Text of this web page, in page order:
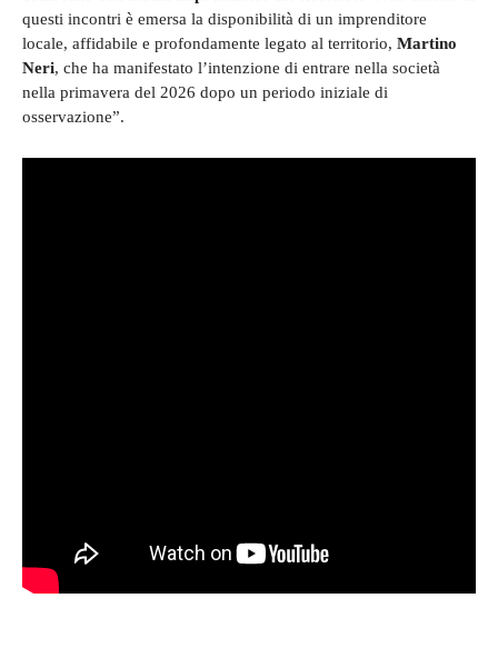
questi incontri è emersa la disponibilità di un imprenditore
locale, affidabile e profondamente legato al territorio, Martino
Neri, che ha manifestato l’intenzione di entrare nella società
nella primavera del 2026 dopo un periodo iniziale di
osservazione”.